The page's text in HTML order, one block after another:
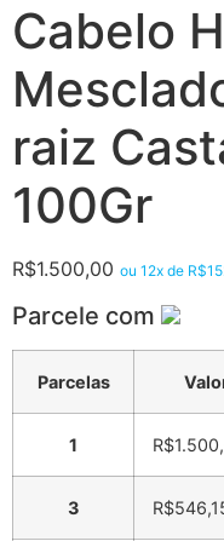
Cabelo
raiz
100Gr
R$1.500,00 ou 12x de R$
Parcele com
Parcelas
1 R$
3 R$